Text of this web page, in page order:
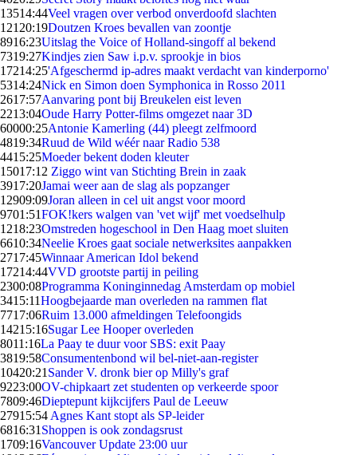
13514:44Veel vragen over verbod onverdoofd slachten
121 20:19Doutzen Kroes bevallen van zoontje
8916:23Uitslag the Voice of Holland-singoff al bekend
7319:27Kindjes zien Saw i.p.v. sprookje in bios
17214:25'Afgeschermd ip-adres maakt verdacht van kinderporno'
5314:24Nick en Simon doen Symphonica in Rosso 2011
2617:57Aanvaring pont bij Breukelen eist leven
2213:04Oude Harry Potter-films omgezet naar 3D
60000:25Antonie Kamerling (44) pleegt zelfmoord
4819:34Ruud de Wild wéér naar Radio 538
4415:25Moeder bekent doden kleuter
15017:12 Ziggo wint van Stichting Brein in zaak
3917:20Jamai weer aan de slag als popzanger
12909:09Joran alleen in cel uit angst voor moord
9701:51FOK!kers walgen van 'vet wijf' met voedselhulp
1218:23Omstreden hogeschool in Den Haag moet sluiten
6610:34Neelie Kroes gaat sociale netwerksites aanpakken
2717:45Winnaar American Idol bekend
17214:44VVD grootste partij in peiling
2300:08Programma Koninginnedag Amsterdam op mobiel
3415:11Hoogbejaarde man overleden na rammen flat
7717:06Ruim 13.000 afmeldingen Telefoongids
14215:16Sugar Lee Hooper overleden
8011:16La Paay te duur voor SBS: exit Paay
3819:58Consumentenbond wil bel-niet-aan-register
10420:21 Sander V. dronk bier op Milly's graf
9223:00OV-chipkaart zet studenten op verkeerde spoor
7809:46Dieptepunt kijkcijfers Paul de Leeuw
27915:54 Agnes Kant stopt als SP-leider
6816:31 Shoppen is ook zondagsrust
1709:16Vancouver Update 23:00 uur